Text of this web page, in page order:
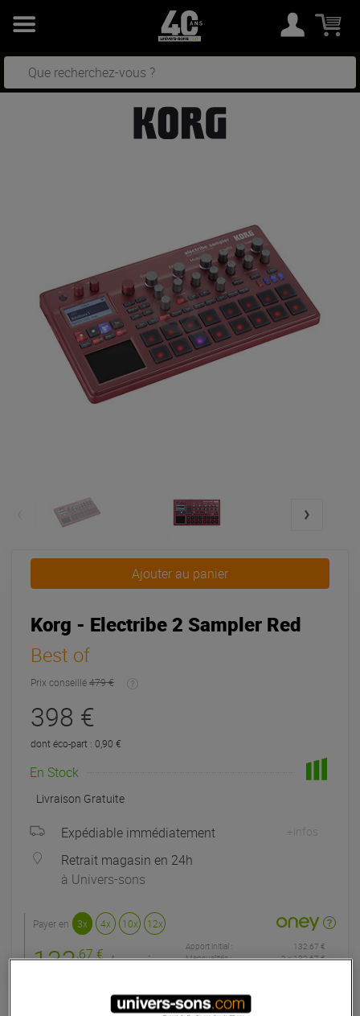
Ajouter au panier
Korg - Electribe 2 Sampler Red
Best of
Prix conseillé479 €
398 €
dont éco-part : 0,90 €
En Stock
Livraison Gratuite
Expédiable immédiatement +infos
Retrait magasin en 24h
à Univers-sons
Payer en 3x 4x 10x 12x
132,67 €/ mois
Apport initial :
132.67 €
Mensualités :
2x132.67 €